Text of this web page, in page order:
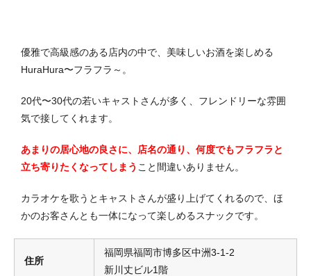
優雅で高級感のある店内の中で、美味しいお酒を楽しめる
HuraHura〜フラフラ～。
20代〜30代の若いキャストさんが多く、フレンドリーな雰囲
気で接してくれます。
あまりの居心地の良さに、店名の通り、何度でもフラフラと
立ち寄りたくなってしまう こと間違いありません。
カラオケを歌うとキャストさんが盛り上げてくれるので、ほ
かのお客さんとも一体になって楽しめるスナックです。
住所
福岡県福岡市博多区中洲3-1-2
新川丈ビル1階